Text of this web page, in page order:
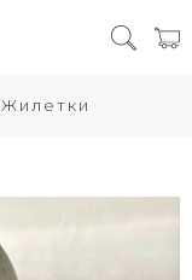
Жилетки